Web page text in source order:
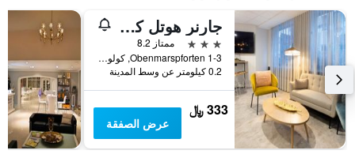
جارنر هوتل كولوني إنجيلبيرتس باي آيتش جي
3 نجوم
ممتاز 8.2
Obenmarspforten 1-3, كولونيا, ولاية شمال الراين وستفاليا, ألمانيا
0.2 كيلومتر عن وسط المدينة
333 ﷼
عرض الصفقة